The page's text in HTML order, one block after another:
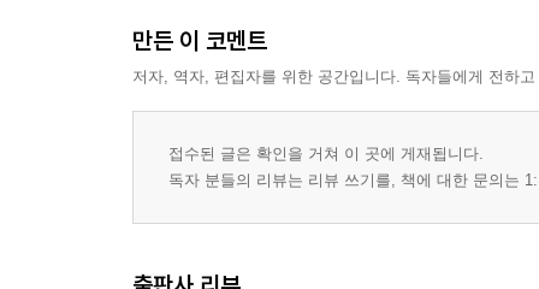
만든 이 코멘트
저자, 역자, 편집자를 위한 공간입니다. 독자들에게 전하
접수된 글은 확인을 거쳐 이 곳에 게재됩니다.
독자 분들의 리뷰는 리뷰 쓰기를, 책에 대한 문의는